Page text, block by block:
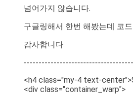
넘어가지 않습니다.
구글링해서 한번 해봤는데 코
감사합니다.
<h4 class="my-4 text-
<div class="container_warp">